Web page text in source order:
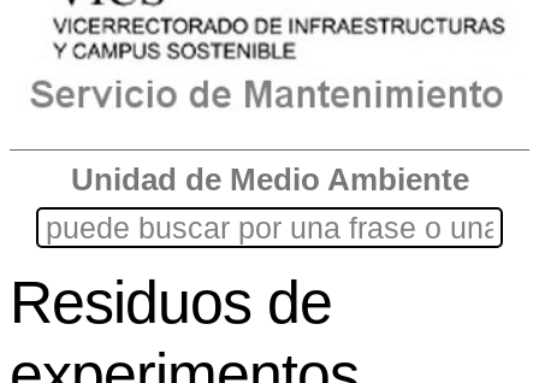
Unidad de Medio Ambiente
Residuos de